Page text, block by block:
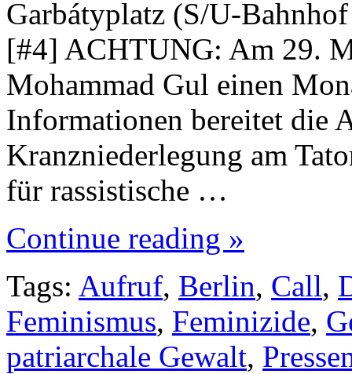
Garbátyplatz (S/U-
[#4] ACHTUNG: Am 29.
Mohammad Gul einen
Informationen bereitet die
Kranzniederlegung am
für rassistische …
Continue reading »
Tags: Aufruf, Berlin, Call,
Feminismus, Feminizide,
patriarchale Gewalt,